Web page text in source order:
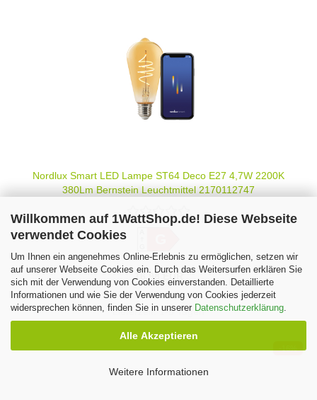
Willkommen auf 1WattShop.de! Diese Webseite
verwendet Cookies
Um Ihnen ein angenehmes Online-Erlebnis zu ermöglichen, setzen wir
auf unserer Webseite Cookies ein. Durch das Weitersurfen erklären Sie
sich mit der Verwendung von Cookies einverstanden. Detaillierte
Informationen und wie Sie der Verwendung von Cookies jederzeit
widersprechen können, finden Sie in unserer Datenschutzerklärung.
Alle Akzeptieren
Weitere Informationen
Nordlux Smart LED Lampe ST64 Deco E27 4,7W 2200K
380Lm Bernstein Leuchtmittel 2170112747
16,98 EUR
Lieferzeit: 1-5 Tagen